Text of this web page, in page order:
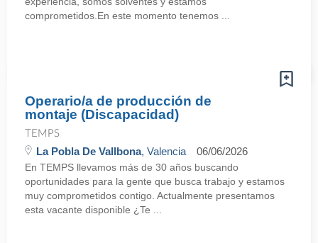
comprometidos.En este momento tenemos ...
Operario/a de producción de
montaje (Discapacidad)
TEMPS
La Pobla De Vallbona, Valencia 06/06/2026
En TEMPS llevamos más de 30 años buscando
oportunidades para la gente que busca trabajo y estamos
muy comprometidos contigo. Actualmente presentamos
esta vacante disponible ¿Te ...